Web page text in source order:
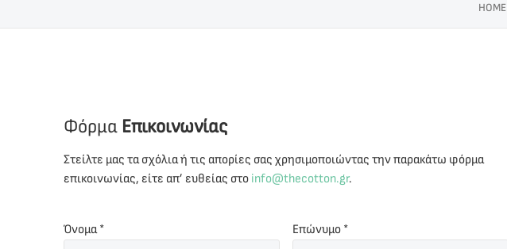
HOME
Φόρμα Επικοινωνίας
Στείλτε μας τα σχόλια ή τις απορίες σας χρησιμοποιώντας την παρακάτω φόρμα
επικοινωνίας, είτε απ’ ευθείας στο info@thecotton.gr.
Όνομα * Επώνυμο *